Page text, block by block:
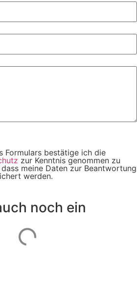
Formulars bestätige ich die
zur Kenntnis genommen zu
meine Daten zur Beantwortung
werden.
noch ein